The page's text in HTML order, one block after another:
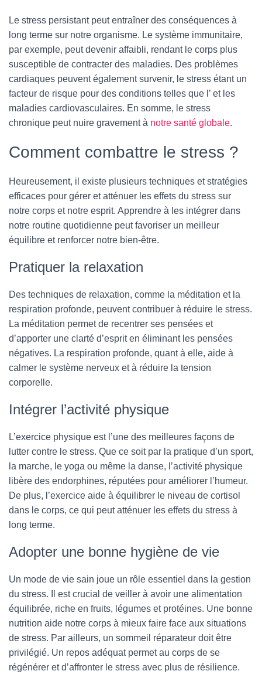
Le stress persistant peut entraîner des conséquences à
long terme sur notre organisme. Le système immunitaire,
par exemple, peut devenir affaibli, rendant le corps plus
susceptible de contracter des maladies. Des problèmes
cardiaques peuvent également survenir, le stress étant un
facteur de risque pour des conditions telles que l’ et les
maladies cardiovasculaires. En somme, le stress
chronique peut nuire gravement à notre santé globale.
Comment combattre le stress ?
Heureusement, il existe plusieurs techniques et stratégies
efficaces pour gérer et atténuer les effets du stress sur
notre corps et notre esprit. Apprendre à les intégrer dans
notre routine quotidienne peut favoriser un meilleur
équilibre et renforcer notre bien-être.
Pratiquer la relaxation
Des techniques de relaxation, comme la méditation et la
respiration profonde, peuvent contribuer à réduire le stress.
La méditation permet de recentrer ses pensées et
d’apporter une clarté d’esprit en éliminant les pensées
négatives. La respiration profonde, quant à elle, aide à
calmer le système nerveux et à réduire la tension
corporelle.
Intégrer l’activité physique
L’exercice physique est l’une des meilleures façons de
lutter contre le stress. Que ce soit par la pratique d’un sport,
la marche, le yoga ou même la danse, l’activité physique
libère des endorphines, réputées pour améliorer l’humeur.
De plus, l’exercice aide à équilibrer le niveau de cortisol
dans le corps, ce qui peut atténuer les effets du stress à
long terme.
Adopter une bonne hygiène de vie
Un mode de vie sain joue un rôle essentiel dans la gestion
du stress. Il est crucial de veiller à avoir une alimentation
équilibrée, riche en fruits, légumes et protéines. Une bonne
nutrition aide notre corps à mieux faire face aux situations
de stress. Par ailleurs, un sommeil réparateur doit être
privilégié. Un repos adéquat permet au corps de se
régénérer et d’affronter le stress avec plus de résilience.